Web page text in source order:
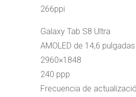
266ppi
Galaxy Tab S8 Ultra
AMOLED de 14,6 pulgadas
2960×1848
240 ppp
Frecuencia de